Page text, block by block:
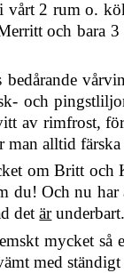
vårt 2 rum o.
och bara
och
av rimfrost,
man alltid
om Britt och
du! Och nu
detär
mycket
med